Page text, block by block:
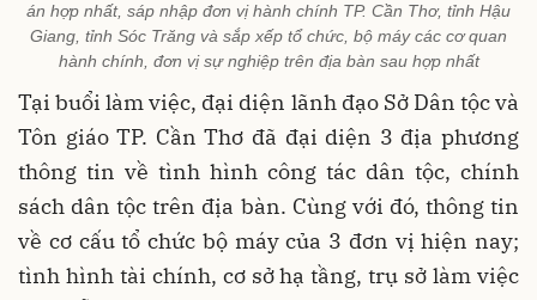
án hợp nhất, sáp nhập đơn vị hành chính TP. Cần Thơ, tỉnh Hậu
Giang, tỉnh Sóc Trăng và sắp xếp tổ chức, bộ máy các cơ quan
hành chính, đơn vị sự nghiệp trên địa bàn sau hợp nhất
Tại buổi làm việc, đại diện lãnh đạo Sở Dân tộc và
Tôn giáo TP. Cần Thơ đã đại diện 3 địa phương
thông tin về tình hình công tác dân tộc, chính
sách dân tộc trên địa bàn. Cùng với đó, thông tin
về cơ cấu tổ chức bộ máy của 3 đơn vị hiện nay;
tình hình tài chính, cơ sở hạ tầng, trụ sở làm việc